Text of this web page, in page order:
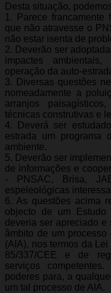
Desta situação,
1. Parece
que não atravesse o
não estar isenta de
2. Deverão ser
impactes
operação da auto-
3. Diversas questões
nomeadamente a
arranjos
técnicas construtivas e
4. Deverá ser
estrada um programa
ambiente.
5. Deverão ser
de informações e
- PNSAC, Brisa,
espeleológicas
6. As questões acima
objecto de um Estudo
deveria ser apreciado
âmbito de um processo
(AIA), nos termos da
85/337/CEE e de
serviços
poderes para, a
um tal processo de AIA.